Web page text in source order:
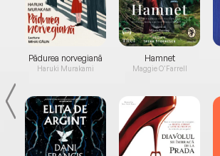
Pădurea norvegiană
Haruki Murakami
Hamnet
Maggie O'Farrell